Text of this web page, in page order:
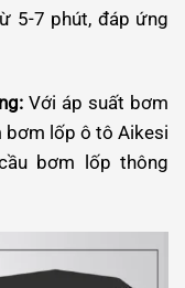
5-7 phút, đáp ứng
Với áp suất bơm
bơm lốp ô tô Aikesi
bơm lốp thông